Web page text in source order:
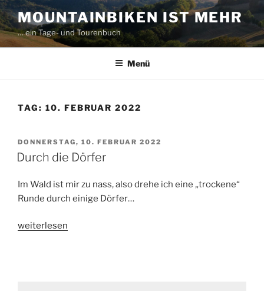
Zum
Inhalt
springen
MOUNTAINBIKEN IST MEHR
… ein Tage- und Tourenbuch
Menü
TAG: 10. FEBRUAR 2022
VERÖFFENTLICHT
AM
DONNERSTAG, 10. FEBRUAR 2022
Durch die Dörfer
Im Wald ist mir zu nass, also drehe ich eine „trockene“
Runde durch einige Dörfer…
„Durch
weiterlesen